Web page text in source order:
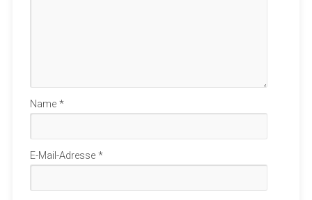
Name *
E-Mail-Adresse *